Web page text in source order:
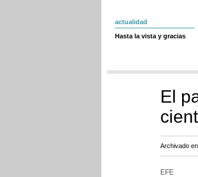
actualidad
Hasta la vista y gracias
El
Archivado
EFE